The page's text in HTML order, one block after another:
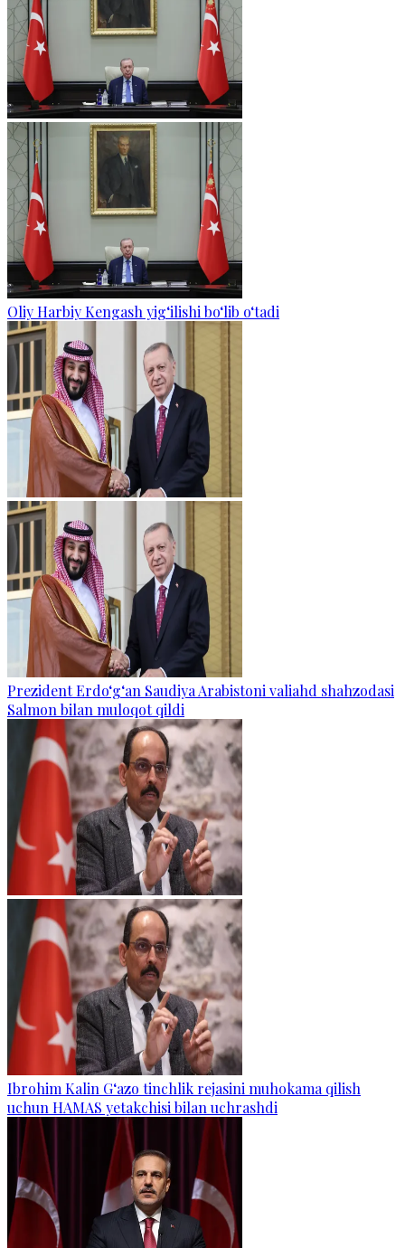
Oliy Harbiy Kengash yig‘ilishi bo‘lib o‘tadi
Prezident Erdo‘g‘an Saudiya Arabistoni valiahd shahzodasi
Salmon bilan muloqot qildi
Ibrohim Kalin G‘azo tinchlik rejasini muhokama qilish
uchun HAMAS yetakchisi bilan uchrashdi